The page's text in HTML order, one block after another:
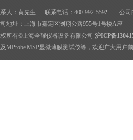
人：黄先生 联系电话：400-992-5592 公司
地址：上海市嘉定区浏翔公路955号1号楼A座
所有©上海全耀仪器设备有限公司 沪ICP备
MProbe MSP显微薄膜测试仪等，欢迎广大用户前